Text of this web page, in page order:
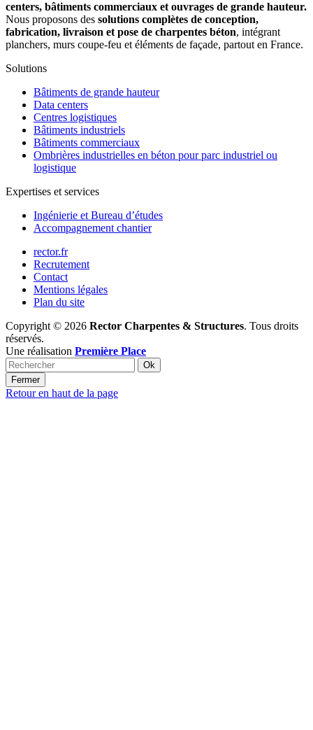
centers, bâtiments commerciaux et ouvrages de grande hauteur.
Nous proposons des solutions complètes de conception,
fabrication, livraison et pose de charpentes béton, intégrant
planchers, murs coupe-feu et éléments de façade, partout en France.
Solutions
Bâtiments de grande hauteur
Data centers
Centres logistiques
Bâtiments industriels
Bâtiments commerciaux
Ombrières industrielles en béton pour parc industriel ou
logistique
Expertises et services
Ingénierie et Bureau d’études
Accompagnement chantier
rector.fr
Recrutement
Contact
Mentions légales
Plan du site
Copyright © 2026 Rector Charpentes & Structures. Tous droits
réservés.
Une réalisation Première Place
Ok
Fermer
Retour en haut de la page